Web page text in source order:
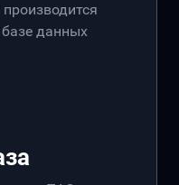
данных